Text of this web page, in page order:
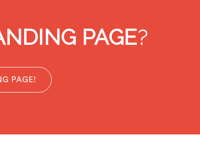
PAGE?
PAGE!